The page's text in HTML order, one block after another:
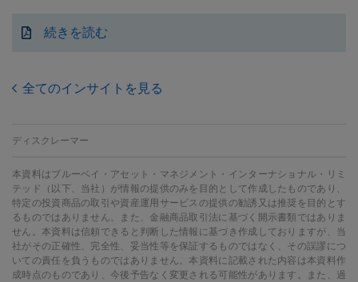
続きを読む
全てのインサイトを見る
ディスクレーマー
本資料はブルーベイ・アセット・マネジメント・インターナショナル・リミ
テッド（以下、当社）が情報の提供のみを目的として作成したものであり、
特定の投資商品の取引や資産運用サービスの提供の勧誘又は推奨を目的とす
るものではありません。また、金融商品取引法に基づく開示書類ではありま
せん。本資料は信頼できると判断した情報に基づき作成しておりますが、当
社がその正確性、完全性、妥当性等を保証するものではなく、その誤謬につ
いての責任を負うものではありません。本資料に記載された内容は本資料作
成時点のものであり、今後予告なく変更される可能性があります。また、過